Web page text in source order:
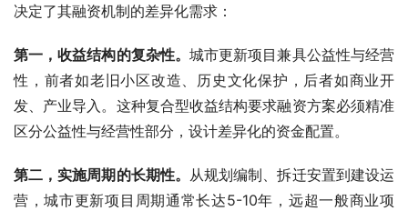
决定了其融资机制的差异化需求：
第一，收益结构的复杂性。 城市更新项目兼具公益性与经营
性，前者如老旧小区改造、历史文化保护，后者如商业开
发、产业导入。这种复合型收益结构要求融资方案必须精准
区分公益性与经营性部分，设计差异化的资金配置。
第二，实施周期的长期性。 从规划编制、拆迁安置到建设运
营，城市更新项目周期通常长达5-10年，远超一般商业项